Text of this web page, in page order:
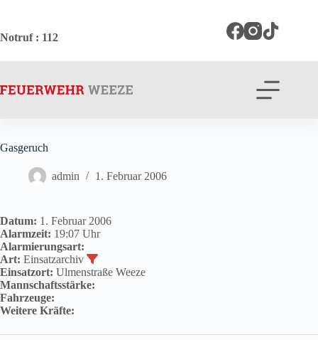
springen
Notruf: 112
Gasgeruch
admin 1. Februar 2006
Datum: 1. Februar 2006
Alarmzeit: 19:07 Uhr
Alarmierungsart:
Art: Einsatzarchiv
Einsatzort: Ulmenstraße Weeze
Mannschaftsstärke:
Fahrzeuge:
Weitere Kräfte: